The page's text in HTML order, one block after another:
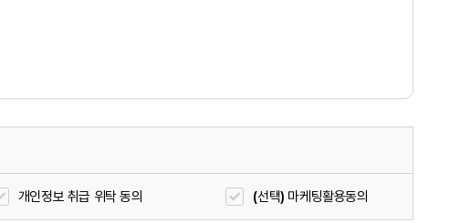
개인정보 취급 위탁 동의 (선택) 마케팅활용동의